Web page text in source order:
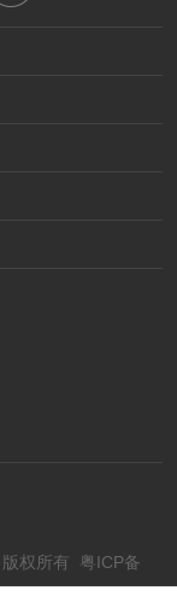
权所有
粤ICP备